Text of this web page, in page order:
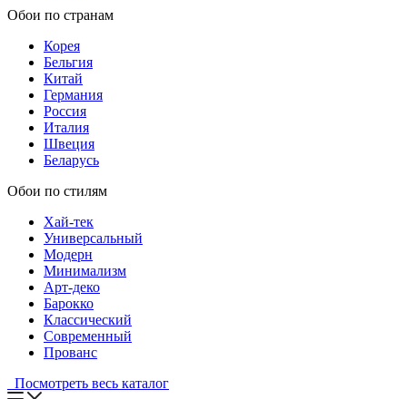
Обои по странам
Корея
Бельгия
Китай
Германия
Россия
Италия
Швеция
Беларусь
Обои по стилям
Хай-тек
Универсальный
Модерн
Минимализм
Арт-деко
Барокко
Классический
Современный
Прованс
Посмотреть весь каталог